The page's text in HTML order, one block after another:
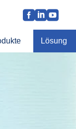
Lösung